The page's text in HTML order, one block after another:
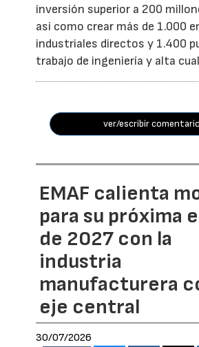
inversión superior a 200
así como crear más de 1.000
industriales directos y 1.400
trabajo de ingeniería y alta
ver/escribir
EMAF calienta
para su próxima
de 2027 con la
industria
manufacturera
eje central
30/07/2026